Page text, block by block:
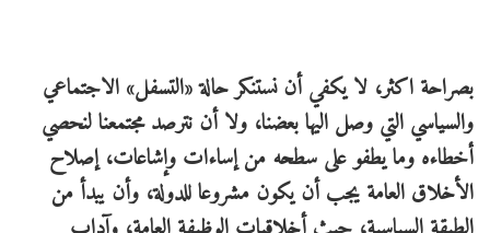
بصراحة اكثر، لا يكفي أن نستنكر حالة «التسفل» الاجتماعي
والسياسي التي وصل اليها بعضنا، ولا أن نترصد مجتمعنا لنحصي
أخطاءه وما يطفو على سطحه من إساءات وإشاعات، إصلاح
الأخلاق العامة يجب أن يكون مشروعا للدولة، وأن يبدأ من